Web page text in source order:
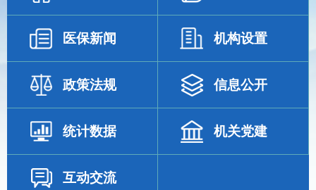
医保新闻 机构设置
政策法规 信息公开
统计数据 机关党建
互动交流